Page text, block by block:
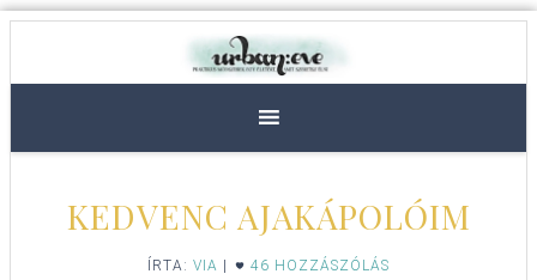
KEDVENC AJAKÁPOLÓIM
ÍRTA: VIA 46 HOZZÁSZÓLÁS